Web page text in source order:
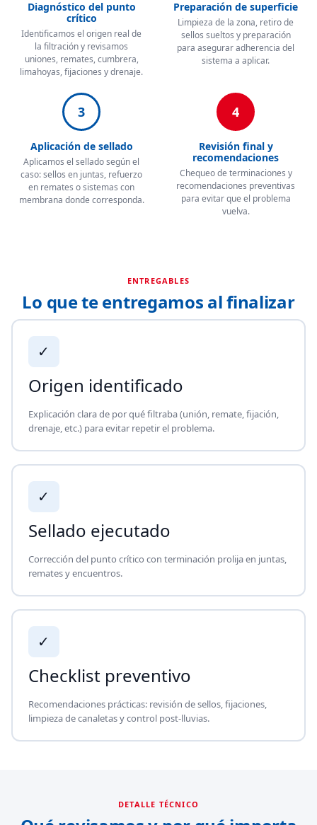
Diagnóstico del punto
crítico
Identificamos el origen real de
la filtración y revisamos
uniones, remates, cumbrera,
limahoyas, fijaciones y drenaje.
Preparación de superficie
Limpieza de la zona, retiro de
sellos sueltos y preparación
para asegurar adherencia del
sistema a aplicar.
3
Aplicación de sellado
Aplicamos el sellado según el
caso: sellos en juntas, refuerzo
en remates o sistemas con
membrana donde corresponda.
4
Revisión final y
recomendaciones
Chequeo de terminaciones y
recomendaciones preventivas
para evitar que el problema
vuelva.
ENTREGABLES
Lo que te entregamos al finalizar
✓
Origen identificado
Explicación clara de por qué filtraba (unión, remate, fijación,
drenaje, etc.) para evitar repetir el problema.
✓
Sellado ejecutado
Corrección del punto crítico con terminación prolija en juntas,
remates y encuentros.
✓
Checklist preventivo
Recomendaciones prácticas: revisión de sellos, fijaciones,
limpieza de canaletas y control post-lluvias.
DETALLE TÉCNICO